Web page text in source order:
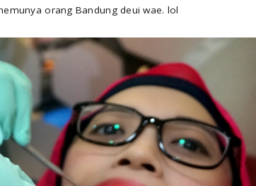
orang Bandung deui wae. lol